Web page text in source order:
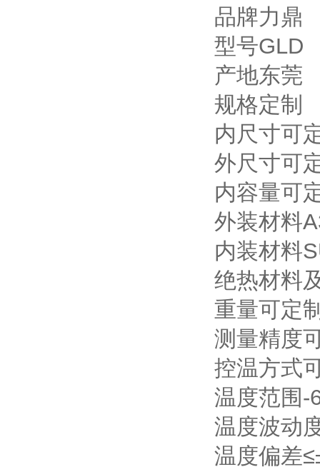
品牌力鼎
型号GLD
产地东莞
规格定制
内尺寸可
外尺寸可
内容量可
外装材料
内装材料
绝热材料
重量可定
测量精度
控温方式
温度范围
温度波动
温度偏差